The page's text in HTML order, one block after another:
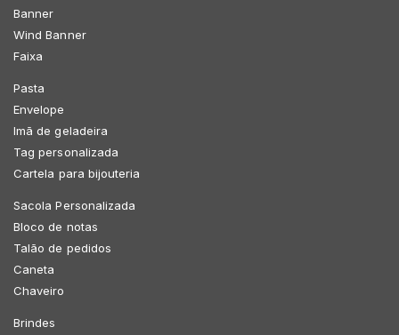
Banner
Wind Banner
Faixa
Pasta
Envelope
Imã de geladeira
Tag personalizada
Cartela para bijouteria
Sacola Personalizada
Bloco de notas
Talão de pedidos
Caneta
Chaveiro
Brindes